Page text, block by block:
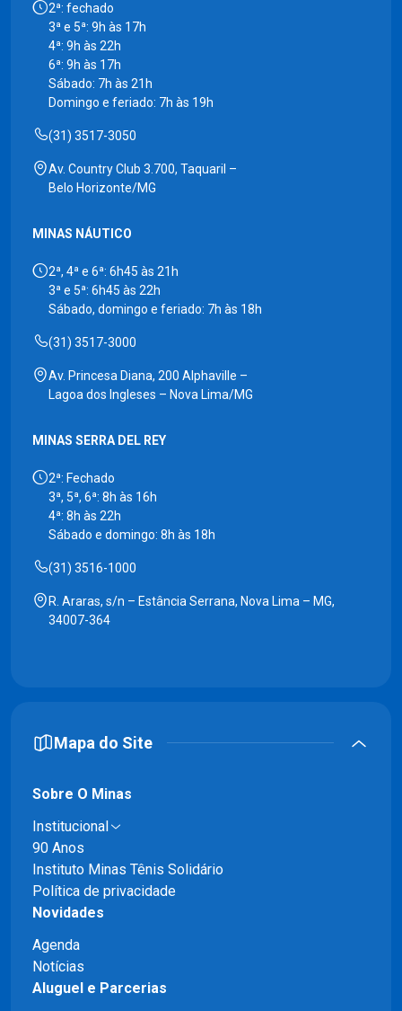
2ª: fechado
3ª e 5ª: 9h às 17h
4ª: 9h às 22h
6ª: 9h às 17h
Sábado: 7h às 21h
Domingo e feriado: 7h às 19h
(31) 3517-3050
Av. Country Club 3.700, Taquaril –
Belo Horizonte/MG
MINAS NÁUTICO
2ª, 4ª e 6ª: 6h45 às 21h
3ª e 5ª: 6h45 às 22h
Sábado, domingo e feriado: 7h às 18h
(31) 3517-3000
Av. Princesa Diana, 200 Alphaville –
Lagoa dos Ingleses – Nova Lima/MG
MINAS SERRA DEL REY
2ª: Fechado
3ª, 5ª, 6ª: 8h às 16h
4ª: 8h às 22h
Sábado e domingo: 8h às 18h
(31) 3516-1000
R. Araras, s/n – Estância Serrana, Nova Lima – MG,
34007-364
Mapa do Site
Sobre O Minas
Institucional
90 Anos
Instituto Minas Tênis Solidário
Política de privacidade
Novidades
Agenda
Notícias
Aluguel e Parcerias